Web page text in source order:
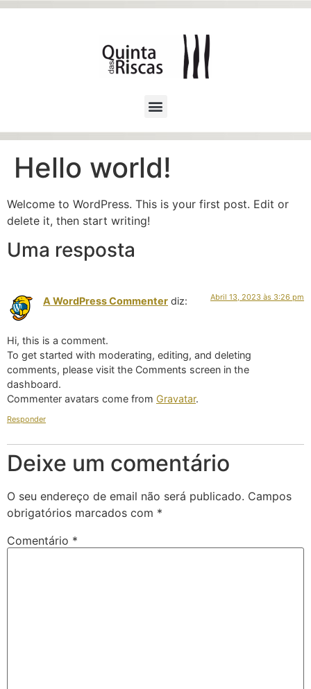
Hello world!
Welcome to WordPress. This is your first post. Edit or
delete it, then start writing!
Uma resposta
A WordPress Commenter diz: Abril 13, 2023 às 3:26 pm
Hi, this is a comment.
To get started with moderating, editing, and deleting
comments, please visit the Comments screen in the
dashboard.
Commenter avatars come from Gravatar.
Responder
Deixe um comentário
O seu endereço de email não será publicado. Campos
obrigatórios marcados com *
Comentário *